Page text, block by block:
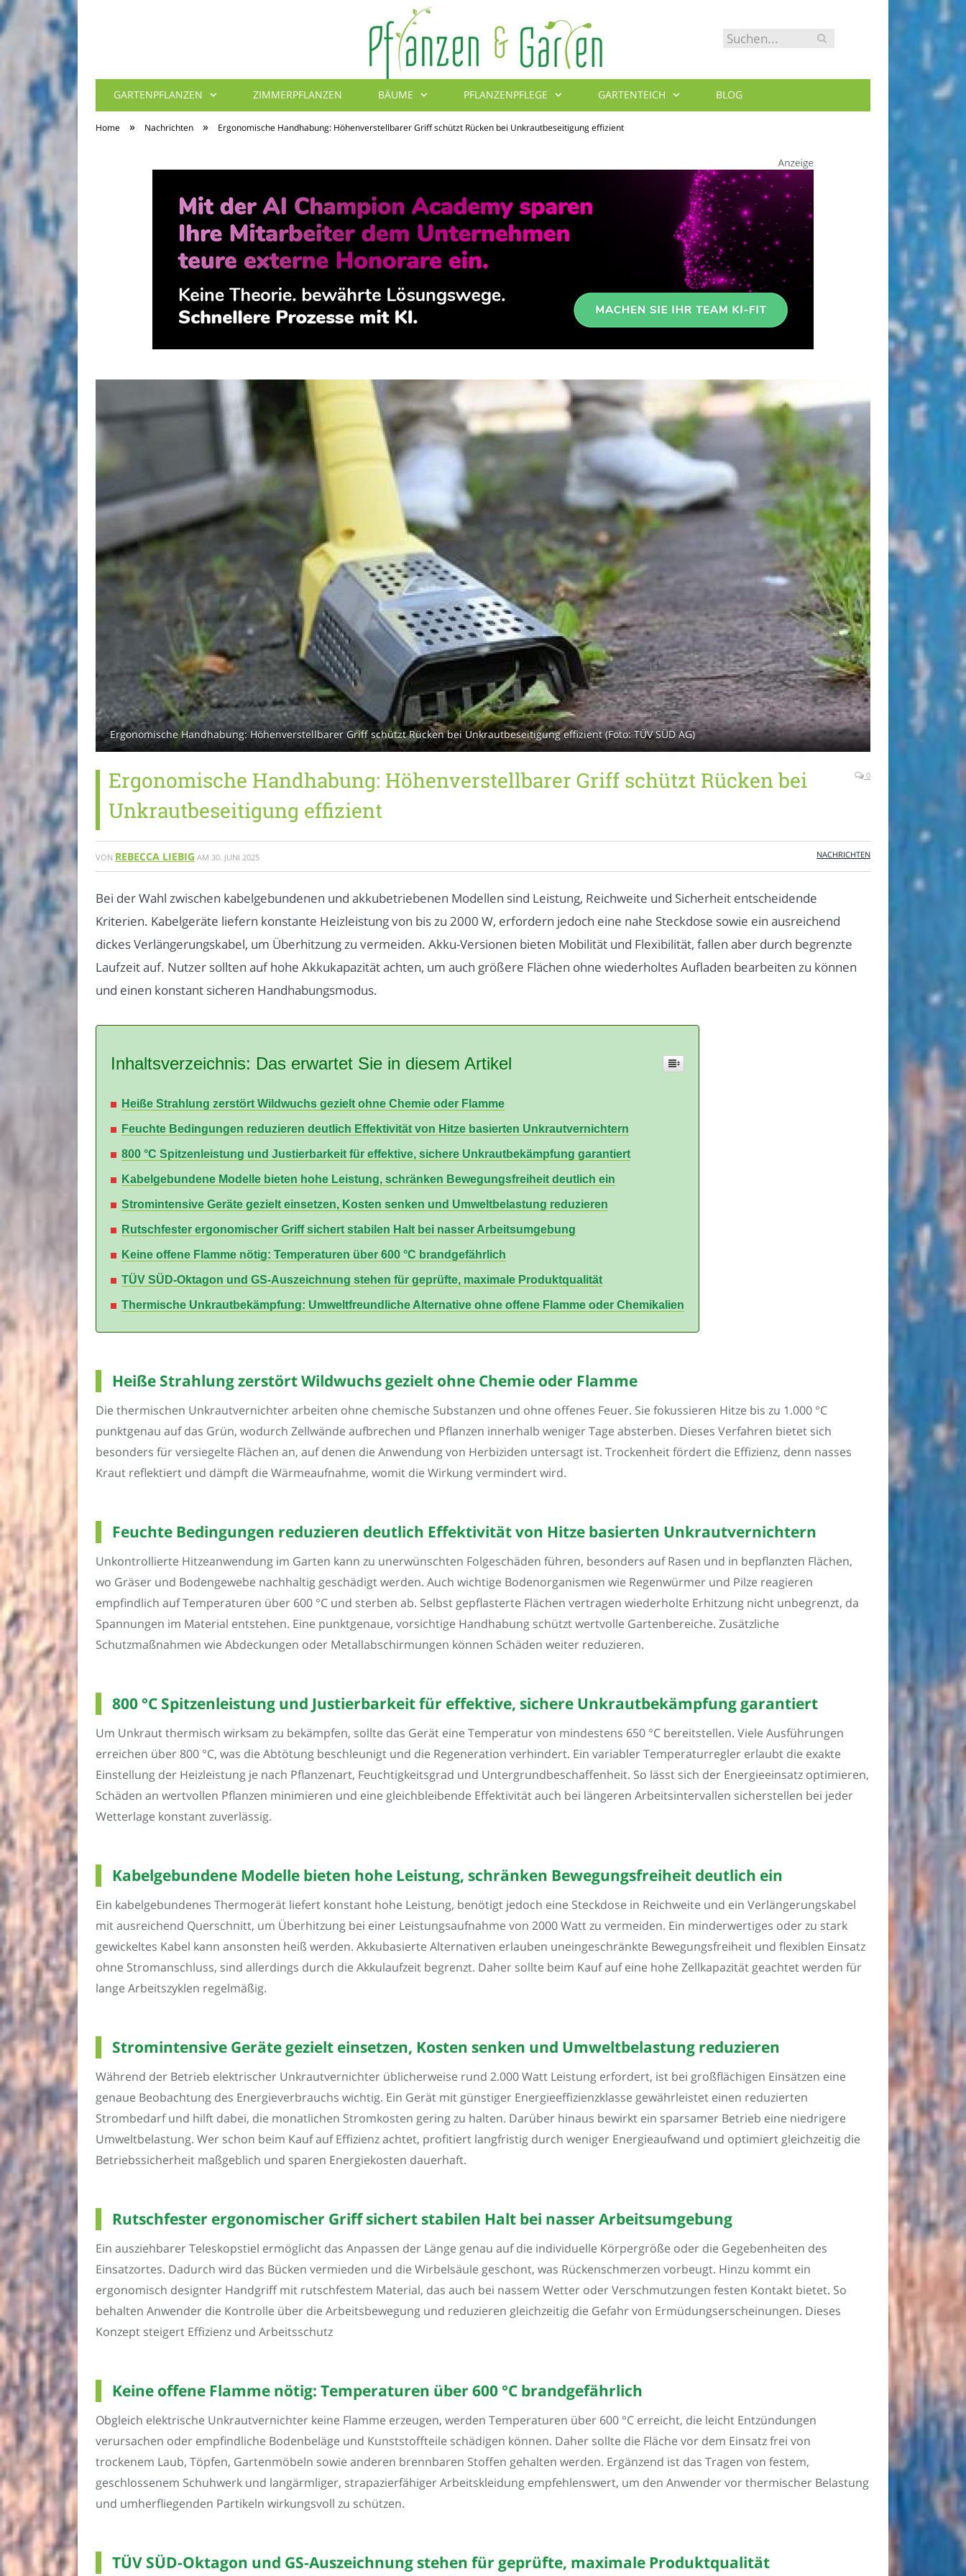
Blumenbibel
GARTENPFLANZEN ZIMMERPFLANZEN BÄUME PFLANZENPFLEGE GARTENTEICH BLOG
Home » Nachrichten » Ergonomische Handhabung: Höhenverstellbarer Griff schützt Rücken bei Unkrautbeseitigung effizient
Ergonomische Handhabung: Höhenverstellbarer Griff schützt Rücken bei Unkrautbeseitigung effizient (Foto: TÜV SÜD AG)
Ergonomische Handhabung: Höhenverstellbarer Griff schützt Rücken bei
Unkrautbeseitigung effizient
0
VON REBECCA LIEBIG AM 30. JUNI 2025 NACHRICHTEN
Bei der Wahl zwischen kabelgebundenen und akkubetriebenen Modellen sind Leistung, Reichweite und Sicherheit entscheidende
Kriterien. Kabelgeräte liefern konstante Heizleistung von bis zu 2000 W, erfordern jedoch eine nahe Steckdose sowie ein ausreichend
dickes Verlängerungskabel, um Überhitzung zu vermeiden. Akku-Versionen bieten Mobilität und Flexibilität, fallen aber durch begrenzte
Laufzeit auf. Nutzer sollten auf hohe Akkukapazität achten, um auch größere Flächen ohne wiederholtes Aufladen bearbeiten zu können
und einen konstant sicheren Handhabungsmodus.
Inhaltsverzeichnis: Das erwartet Sie in diesem Artikel
Heiße Strahlung zerstört Wildwuchs gezielt ohne Chemie oder Flamme
Feuchte Bedingungen reduzieren deutlich Effektivität von Hitze basierten Unkrautvernichtern
800 °C Spitzenleistung und Justierbarkeit für effektive, sichere Unkrautbekämpfung garantiert
Kabelgebundene Modelle bieten hohe Leistung, schränken Bewegungsfreiheit deutlich ein
Stromintensive Geräte gezielt einsetzen, Kosten senken und Umweltbelastung reduzieren
Rutschfester ergonomischer Griff sichert stabilen Halt bei nasser Arbeitsumgebung
Keine offene Flamme nötig: Temperaturen über 600 °C brandgefährlich
TÜV SÜD-Oktagon und GS-Auszeichnung stehen für geprüfte, maximale Produktqualität
Thermische Unkrautbekämpfung: Umweltfreundliche Alternative ohne offene Flamme oder Chemikalien
Heiße Strahlung zerstört Wildwuchs gezielt ohne Chemie oder Flamme
Die thermischen Unkrautvernichter arbeiten ohne chemische Substanzen und ohne offenes Feuer. Sie fokussieren Hitze bis zu 1.000 °C
punktgenau auf das Grün, wodurch Zellwände aufbrechen und Pflanzen innerhalb weniger Tage absterben. Dieses Verfahren bietet sich
besonders für versiegelte Flächen an, auf denen die Anwendung von Herbiziden untersagt ist. Trockenheit fördert die Effizienz, denn nasses
Kraut reflektiert und dämpft die Wärmeaufnahme, womit die Wirkung vermindert wird.
Feuchte Bedingungen reduzieren deutlich Effektivität von Hitze basierten Unkrautvernichtern
Unkontrollierte Hitzeanwendung im Garten kann zu unerwünschten Folgeschäden führen, besonders auf Rasen und in bepflanzten Flächen,
wo Gräser und Bodengewebe nachhaltig geschädigt werden. Auch wichtige Bodenorganismen wie Regenwürmer und Pilze reagieren
empfindlich auf Temperaturen über 600 °C und sterben ab. Selbst gepflasterte Flächen vertragen wiederholte Erhitzung nicht unbegrenzt, da
Spannungen im Material entstehen. Eine punktgenaue, vorsichtige Handhabung schützt wertvolle Gartenbereiche. Zusätzliche
Schutzmaßnahmen wie Abdeckungen oder Metallabschirmungen können Schäden weiter reduzieren.
800 °C Spitzenleistung und Justierbarkeit für effektive, sichere Unkrautbekämpfung garantiert
Um Unkraut thermisch wirksam zu bekämpfen, sollte das Gerät eine Temperatur von mindestens 650 °C bereitstellen. Viele Ausführungen
erreichen über 800 °C, was die Abtötung beschleunigt und die Regeneration verhindert. Ein variabler Temperaturregler erlaubt die exakte
Einstellung der Heizleistung je nach Pflanzenart, Feuchtigkeitsgrad und Untergrundbeschaffenheit. So lässt sich der Energieeinsatz optimieren,
Schäden an wertvollen Pflanzen minimieren und eine gleichbleibende Effektivität auch bei längeren Arbeitsintervallen sicherstellen bei jeder
Wetterlage konstant zuverlässig.
Kabelgebundene Modelle bieten hohe Leistung, schränken Bewegungsfreiheit deutlich ein
Ein kabelgebundenes Thermogerät liefert konstant hohe Leistung, benötigt jedoch eine Steckdose in Reichweite und ein Verlängerungskabel
mit ausreichend Querschnitt, um Überhitzung bei einer Leistungsaufnahme von 2000 Watt zu vermeiden. Ein minderwertiges oder zu stark
gewickeltes Kabel kann ansonsten heiß werden. Akkubasierte Alternativen erlauben uneingeschränkte Bewegungsfreiheit und flexiblen Einsatz
ohne Stromanschluss, sind allerdings durch die Akkulaufzeit begrenzt. Daher sollte beim Kauf auf eine hohe Zellkapazität geachtet werden für
lange Arbeitszyklen regelmäßig.
Stromintensive Geräte gezielt einsetzen, Kosten senken und Umweltbelastung reduzieren
Während der Betrieb elektrischer Unkrautvernichter üblicherweise rund 2.000 Watt Leistung erfordert, ist bei großflächigen Einsätzen eine
genaue Beobachtung des Energieverbrauchs wichtig. Ein Gerät mit günstiger Energieeffizienzklasse gewährleistet einen reduzierten
Strombedarf und hilft dabei, die monatlichen Stromkosten gering zu halten. Darüber hinaus bewirkt ein sparsamer Betrieb eine niedrigere
Umweltbelastung. Wer schon beim Kauf auf Effizienz achtet, profitiert langfristig durch weniger Energieaufwand und optimiert gleichzeitig die
Betriebssicherheit maßgeblich und sparen Energiekosten dauerhaft.
Rutschfester ergonomischer Griff sichert stabilen Halt bei nasser Arbeitsumgebung
Ein ausziehbarer Teleskopstiel ermöglicht das Anpassen der Länge genau auf die individuelle Körpergröße oder die Gegebenheiten des
Einsatzortes. Dadurch wird das Bücken vermieden und die Wirbelsäule geschont, was Rückenschmerzen vorbeugt. Hinzu kommt ein
ergonomisch designter Handgriff mit rutschfestem Material, das auch bei nassem Wetter oder Verschmutzungen festen Kontakt bietet. So
behalten Anwender die Kontrolle über die Arbeitsbewegung und reduzieren gleichzeitig die Gefahr von Ermüdungserscheinungen. Dieses
Konzept steigert Effizienz und Arbeitsschutz
Keine offene Flamme nötig: Temperaturen über 600 °C brandgefährlich
Obgleich elektrische Unkrautvernichter keine Flamme erzeugen, werden Temperaturen über 600 °C erreicht, die leicht Entzündungen
verursachen oder empfindliche Bodenbeläge und Kunststoffteile schädigen können. Daher sollte die Fläche vor dem Einsatz frei von
trockenem Laub, Töpfen, Gartenmöbeln sowie anderen brennbaren Stoffen gehalten werden. Ergänzend ist das Tragen von festem,
geschlossenem Schuhwerk und langärmliger, strapazierfähiger Arbeitskleidung empfehlenswert, um den Anwender vor thermischer Belastung
und umherfliegenden Partikeln wirkungsvoll zu schützen.
TÜV SÜD-Oktagon und GS-Auszeichnung stehen für geprüfte, maximale Produktqualität